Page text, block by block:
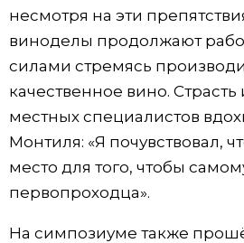
несмотря на эти
виноделы продолжают
силами стремясь
качественное вино. Страсть
местных специалистов
Монтиля: «Я почувствовал,
место для того, чтобы
первопроходца».
На симпозиуме также